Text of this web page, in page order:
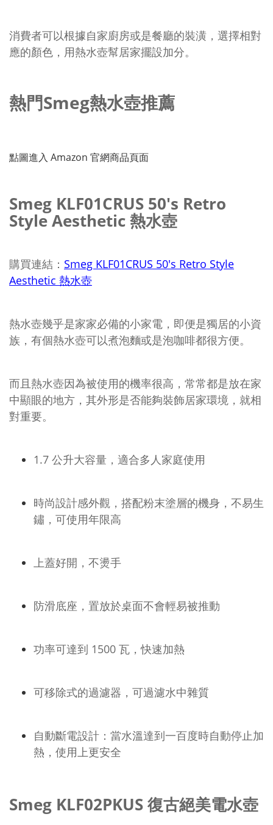
消費者可以根據自家廚房或是餐廳的裝潢，選擇相對
應的顏色，用熱水壺幫居家擺設加分。
熱門Smeg熱水壺推薦
點圖進入 Amazon 官網商品頁面
Smeg KLF01CRUS 50's Retro
Style Aesthetic 熱水壺
購買連結： Smeg KLF01CRUS 50's Retro Style
Aesthetic 熱水壺
熱水壺幾乎是家家必備的小家電，即便是獨居的小資
族，有個熱水壺可以煮泡麵或是泡咖啡都很方便。
而且熱水壺因為被使用的機率很高，常常都是放在家
中顯眼的地方，其外形是否能夠裝飾居家環境，就相
對重要。
1.7 公升大容量，適合多人家庭使用
時尚設計感外觀，搭配粉末塗層的機身，不易生
鏽，可使用年限高
上蓋好開，不燙手
防滑底座，置放於桌面不會輕易被推動
功率可達到 1500 瓦，快速加熱
可移除式的過濾器，可過濾水中雜質
自動斷電設計：當水溫達到一百度時自動停止加
熱，使用上更安全
Smeg KLF02PKUS 復古絕美電水壺